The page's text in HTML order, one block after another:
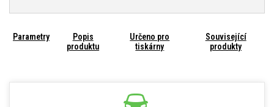
Parametry
Popis
produktu
Určeno pro
tiskárny
Související
produkty